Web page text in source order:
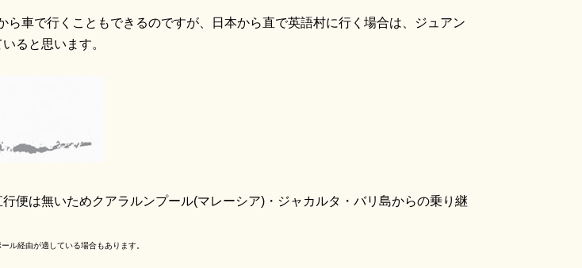
ら車で行くこともできるのですが、日本から直で英語村に行く場合は、ジュアン
ると思います。
便は無いためクアラルンプール(マレーシア)・ジャカルタ・バリ島からの乗り継
ル経由が適している場合もあります。